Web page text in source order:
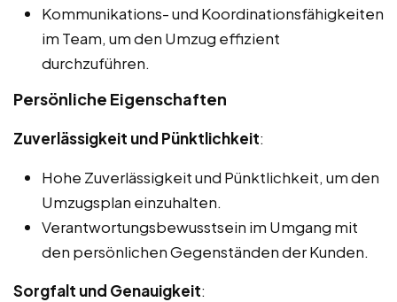
Kommunikations- und Koordinationsfähigkeiten
im Team, um den Umzug effizient
durchzuführen.
Persönliche Eigenschaften
Zuverlässigkeit und Pünktlichkeit:
Hohe Zuverlässigkeit und Pünktlichkeit, um den
Umzugsplan einzuhalten.
Verantwortungsbewusstsein im Umgang mit
den persönlichen Gegenständen der Kunden.
Sorgfalt und Genauigkeit: